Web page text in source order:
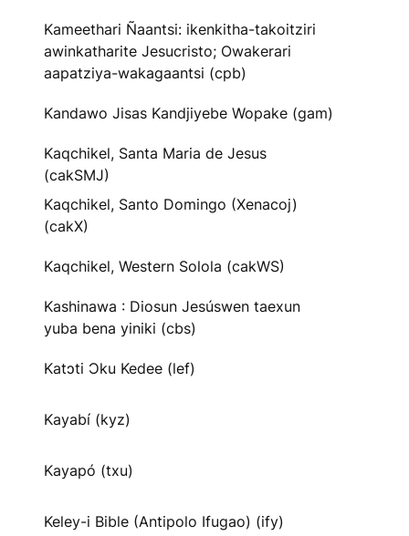
Kameethari Ñaantsi: ikenkitha-takoitziri
awinkatharite Jesucristo; Owakerari
aapatziya-wakagaantsi (cpb)
Kandawo Jisas Kandjiyebe Wopake (gam)
Kaqchikel, Santa Maria de Jesus
(cakSMJ)
Kaqchikel, Santo Domingo (Xenacoj)
(cakX)
Kaqchikel, Western Solola (cakWS)
Kashinawa : Diosun Jesúswen taexun
yuba bena yiniki (cbs)
Katɔti Ɔku Kedee (lef)
Kayabí (kyz)
Kayapó (txu)
Keley-i Bible (Antipolo Ifugao) (ify)